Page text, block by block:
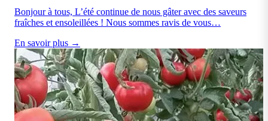
Bonjour à tous, L’été continue de nous gâter avec des saveurs
fraîches et ensoleillées ! Nous sommes ravis de vous…
En savoir plus →